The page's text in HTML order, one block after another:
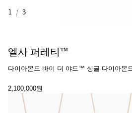
1 / 3
엘사 퍼레티™
다이아몬드 바이 더 야드™ 싱글 다이아몬
2,100,000원